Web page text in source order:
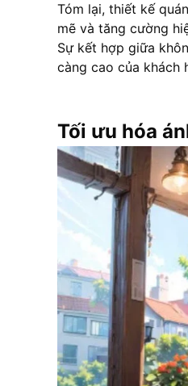
Tóm lại, thiết kế quán
mẽ và tăng cường
Sự kết hợp giữa
càng cao của khách
Tối ưu hóa